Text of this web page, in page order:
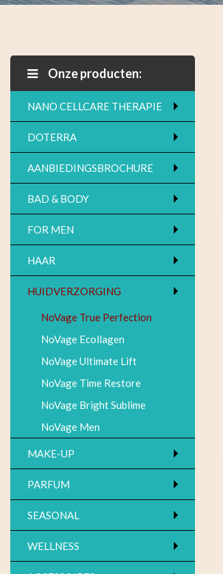
Onze producten:
NANO CELLCARE THERAPIE
DOTERRA
AANBIEDINGSBROCHURE
BAD & BODY
FOR MEN
HAAR
HUIDVERZORGING
NoVage True Perfection
NoVage Ecollagen
NoVage Ultimate Lift
NoVage Time Restore
NoVage Bright Sublime
NoVage Men
MAKE-UP
PARFUM
SEASONAL
WELLNESS